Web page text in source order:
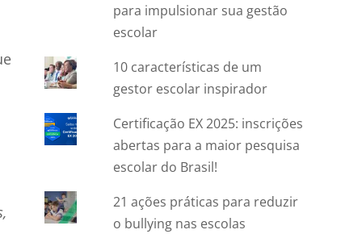
para impulsionar sua gestão
escolar
10 características de um
gestor escolar inspirador
Certificação EX 2025: inscrições
abertas para a maior pesquisa
escolar do Brasil!
21 ações práticas para reduzir
o bullying nas escolas